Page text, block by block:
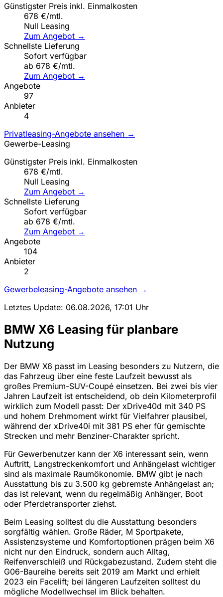
Günstigster Preis inkl. Einmalkosten
678 €/mtl.
Null Leasing
Zum Angebot →
Schnellste Lieferung
Sofort verfügbar
ab 678 €/mtl.
Zum Angebot →
Angebote
97
Anbieter
4
Privatleasing-Angebote ansehen →
Gewerbe-Leasing
Günstigster Preis inkl. Einmalkosten
678 €/mtl.
Null Leasing
Zum Angebot →
Schnellste Lieferung
Sofort verfügbar
ab 678 €/mtl.
Zum Angebot →
Angebote
104
Anbieter
2
Gewerbeleasing-Angebote ansehen →
Letztes Update: 06.08.2026, 17:01 Uhr
BMW X6 Leasing für planbare
Nutzung
Der BMW X6 passt im Leasing besonders zu Nutzern, die
das Fahrzeug über eine feste Laufzeit bewusst als
großes Premium-SUV-Coupé einsetzen. Bei zwei bis vier
Jahren Laufzeit ist entscheidend, ob dein Kilometerprofil
wirklich zum Modell passt: Der xDrive40d mit 340 PS
und hohem Drehmoment wirkt für Vielfahrer plausibel,
während der xDrive40i mit 381 PS eher für gemischte
Strecken und mehr Benziner-Charakter spricht.
Für Gewerbenutzer kann der X6 interessant sein, wenn
Auftritt, Langstreckenkomfort und Anhängelast wichtiger
sind als maximale Raumökonomie. BMW gibt je nach
Ausstattung bis zu 3.500 kg gebremste Anhängelast an;
das ist relevant, wenn du regelmäßig Anhänger, Boot
oder Pferdetransporter ziehst.
Beim Leasing solltest du die Ausstattung besonders
sorgfältig wählen. Große Räder, M Sportpakete,
Assistenzsysteme und Komfortoptionen prägen beim X6
nicht nur den Eindruck, sondern auch Alltag,
Reifenverschleiß und Rückgabezustand. Zudem steht die
G06-Baureihe bereits seit 2019 am Markt und erhielt
2023 ein Facelift; bei längeren Laufzeiten solltest du
mögliche Modellwechsel im Blick behalten.